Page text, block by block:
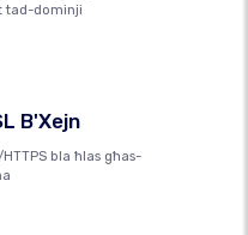
tad-dominji
B'Xejn
bla ħlas għas-